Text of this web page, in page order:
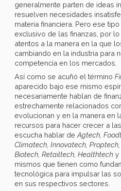
generalmente parten de ideas
resuelven necesidades
materia financiera. Pero ese
exclusivo de las finanzas, por
atentos a la manera en la que
cambiando en la industria para
competencia en los mercados.
Así como se acuñó el término
aparecido bajo ese mismo
necesariamente hablan de
estrechamente relacionados
evolucionan y en la manera en
recursos para hacer crecer a
escucha hablar de Agtech,
Climatech, Innovatech,
Biotech, Retailtech, Healthtech y
mismos que tienen como
tecnológica para impulsar las
en sus respectivos sectores.